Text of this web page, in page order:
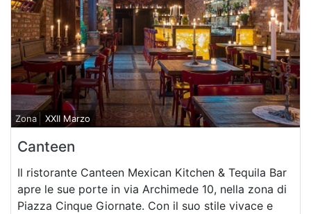
Zona XXII Marzo
Canteen
Il ristorante Canteen Mexican Kitchen & Tequila Bar
apre le sue porte in via Archimede 10, nella zona di
Piazza Cinque Giornate. Con il suo stile vivace e